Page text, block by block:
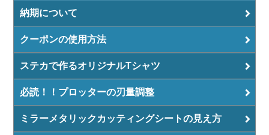
納期について
クーポンの使用方法
ステカで作るオリジナルTシャツ
必読！！プロッターの刃量調整
ミラーメタリックカッティングシートの見え方